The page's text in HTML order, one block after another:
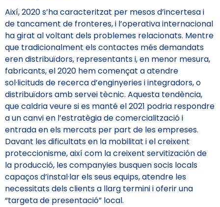
Així, 2020 s’ha caracteritzat per mesos d’incertesa i
de tancament de fronteres, i l’operativa internacional
ha girat al voltant dels problemes relacionats. Mentre
que tradicionalment els contactes més demandats
eren distribuïdors, representants i, en menor mesura,
fabricants, el 2020 hem començat a atendre
sol·licituds de recerca d’enginyeries i integradors, o
distribuïdors amb servei tècnic. Aquesta tendència,
que caldria veure si es manté el 2021 podria respondre
a un canvi en l’estratègia de comercialització i
entrada en els mercats per part de les empreses.
Davant les dificultats en la mobilitat i el creixent
proteccionisme, així com la creixent servitización de
la producció, les companyies busquen socis locals
capaços d’instal·lar els seus equips, atendre les
necessitats dels clients a llarg termini i oferir una
“targeta de presentació” local.